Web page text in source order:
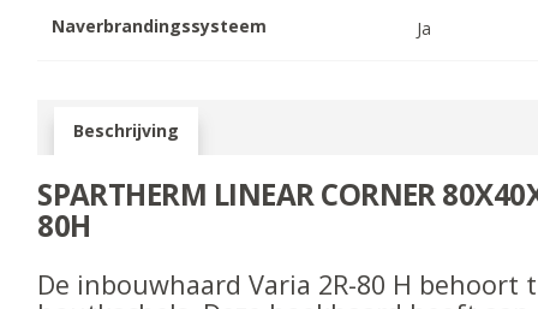
Naverbrandingssysteem Ja
Beschrijving
SPARTHERM LINEAR CORNER
80H
De inbouwhaard Varia 2R-80 H behoort